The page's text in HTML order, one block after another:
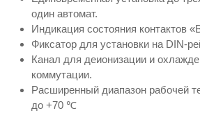
один автомат.
Индикация состояния контактов
Фиксатор для установки на DIN-
Канал для деионизации и
коммутации.
Расширенный диапазон рабочей
до +70 ℃